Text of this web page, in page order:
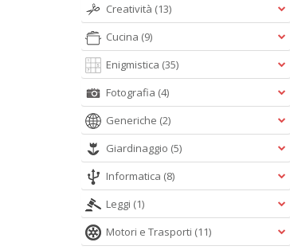
Creatività (13)
Cucina (9)
Enigmistica (35)
Fotografia (4)
Generiche (2)
Giardinaggio (5)
Informatica (8)
Leggi (1)
Motori e Trasporti (11)